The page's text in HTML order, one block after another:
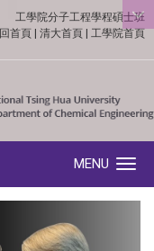
:::
工學院分子工程學程碩士班
回首頁
清大首頁 工學院首頁
MENU